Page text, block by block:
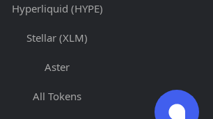
Hyperliquid (HYPE)
Stellar (XLM)
Aster
All Tokens